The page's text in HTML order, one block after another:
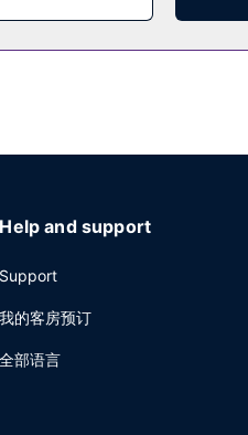
Help and support
Support
我的客房预订
全部语言